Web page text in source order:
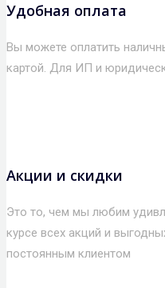
Удобная оплата
Вы можете оплатить
картой. Для ИП и
Акции и скидки
Это то, чем мы любим
курсе всех акций и
постоянным клиентом